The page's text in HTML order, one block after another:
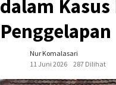
dalam
Nur Komalasari
11 Juni 2026
287 Dilihat